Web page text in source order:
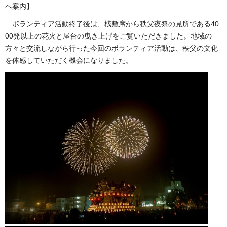
へ案内】
ボランティア活動終了後は、桟敷席から秩父夜祭の見所である40
00発以上の花火と屋台の曳き上げをご覧いただきました。地域の
方々と交流しながら行った今回のボランティア活動は、秩父の文化
を体感していただく機会になりました。